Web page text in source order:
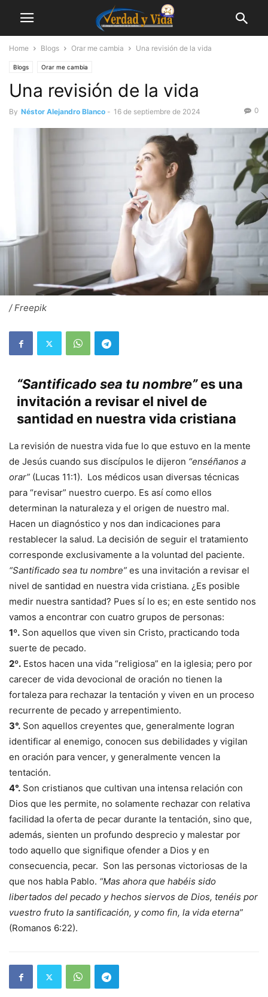
Home Blogs Orar me cambia Una revisión de la vida
Blogs Orar me cambia
Una revisión de la vida
By Néstor Alejandro Blanco - 16 de septiembre de 2024 0
/ Freepik
“Santificado sea tu nombre”es una
invitación a revisar el nivel de
santidad en nuestra vida cristiana
La revisión de nuestra vida fue lo que estuvo en la mente
de Jesús cuando sus discípulos le dijeron “enséñanos a
orar” (Lucas 11:1). Los médicos usan diversas técnicas
para “revisar” nuestro cuerpo. Es así como ellos
determinan la naturaleza y el origen de nuestro mal.
Hacen un diagnóstico y nos dan indicaciones para
restablecer la salud. La decisión de seguir el tratamiento
corresponde exclusivamente a la voluntad del paciente.
“Santificado sea tu nombre” es una invitación a revisar el
nivel de santidad en nuestra vida cristiana. ¿Es posible
medir nuestra santidad? Pues sí lo es; en este sentido nos
vamos a encontrar con cuatro grupos de personas:
1º. Son aquellos que viven sin Cristo, practicando toda
suerte de pecado.
2º. Estos hacen una vida “religiosa” en la iglesia; pero por
carecer de vida devocional de oración no tienen la
fortaleza para rechazar la tentación y viven en un proceso
recurrente de pecado y arrepentimiento.
3°. Son aquellos creyentes que, generalmente logran
identificar al enemigo, conocen sus debilidades y vigilan
en oración para vencer, y generalmente vencen la
tentación.
4°. Son cristianos que cultivan una intensa relación con
Dios que les permite, no solamente rechazar con relativa
facilidad la oferta de pecar durante la tentación, sino que,
además, sienten un profundo desprecio y malestar por
todo aquello que signifique ofender a Dios y en
consecuencia, pecar. Son las personas victoriosas de la
que nos habla Pablo. “Mas ahora que habéis sido
libertados del pecado y hechos siervos de Dios, tenéis por
vuestro fruto la santificación, y como fin, la vida eterna”
(Romanos 6:22).